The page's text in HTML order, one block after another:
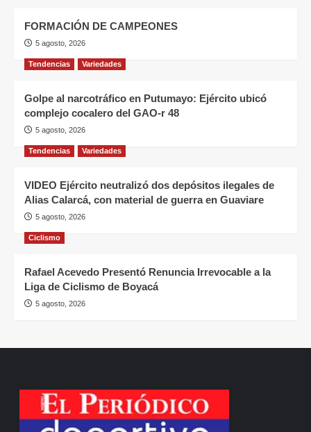
FORMACIÓN DE CAMPEONES
5 agosto, 2026
Tendencias Variedades
Golpe al narcotráfico en Putumayo: Ejército ubicó
complejo cocalero del GAO-r 48
5 agosto, 2026
Tendencias Variedades
VIDEO Ejército neutralizó dos depósitos ilegales de
Alias Calarcá, con material de guerra en Guaviare
5 agosto, 2026
Ciclismo
Rafael Acevedo Presentó Renuncia Irrevocable a la
Liga de Ciclismo de Boyacá
5 agosto, 2026